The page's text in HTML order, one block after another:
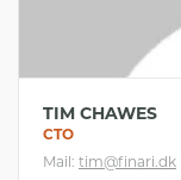
TIM CHAWES
CTO
Mail: tim@finari.dk